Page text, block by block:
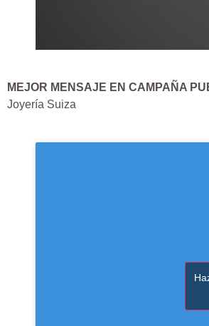
MEJOR MENSAJE EN CAMPAÑA
Joyería Suiza